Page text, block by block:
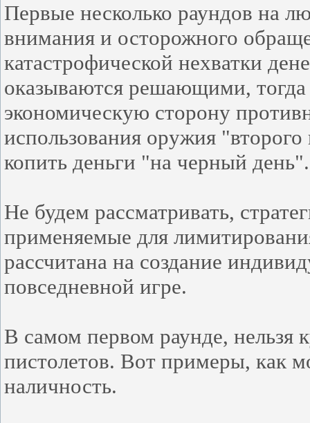
Первые несколько раундов на
внимания и осторожного
катастрофической нехватки
оказываются решающими, тогда
экономическую сторону
использования оружия
копить деньги "на черный
Не будем рассматривать,
применяемые для
рассчитана на создание
повседневной игре.
В самом первом раунде, нельзя
пистолетов. Вот примеры, как
наличность.